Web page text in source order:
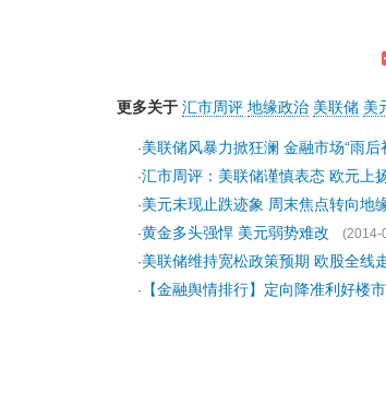
更多关于 汇市周评 地缘政治 美联储 美
·美联储风暴力掀狂澜 金融市场“雨后
·汇市周评：美联储谨慎表态 欧元上
·美元未现止跌迹象 周末焦点转向地
·黄金多头强悍 美元弱势难改
(2014-
·美联储维持宽松政策预期 欧股全线
·
【金融舆情排行】定向降准利好楼